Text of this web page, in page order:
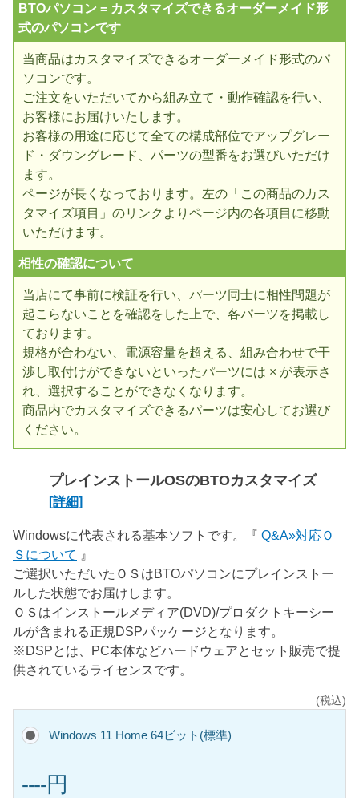
BTOパソコン = カスタマイズできるオーダーメイド形
式のパソコンです
当商品はカスタマイズできるオーダーメイド形式のパ
ソコンです。
ご注文をいただいてから組み立て・動作確認を行い、
お客様にお届けいたします。
お客様の用途に応じて全ての構成部位でアップグレー
ド・ダウングレード、パーツの型番をお選びいただけ
ます。
ページが長くなっております。左の「この商品のカス
タマイズ項目」のリンクよりページ内の各項目に移動
いただけます。
相性の確認について
当店にて事前に検証を行い、パーツ同士に相性問題が
起こらないことを確認をした上で、各パーツを掲載し
ております。
規格が合わない、電源容量を超える、組み合わせで干
渉し取付けができないといったパーツには × が表示さ
れ、選択することができなくなります。
商品内でカスタマイズできるパーツは安心してお選び
ください。
プレインストールOSのBTOカスタマイズ
[詳細]
Windowsに代表される基本ソフトです。『 Q&A»対応Ｏ
Ｓについて 』
ご選択いただいたＯＳはBTOパソコンにプレインストー
ルした状態でお届けします。
ＯＳはインストールメディア(DVD)/プロダクトキーシー
ルが含まれる正規DSPパッケージとなります。
※DSPとは、PC本体などハードウェアとセット販売で提
供されているライセンスです。
(税込)
Windows 11 Home 64ビット(標準)
----円